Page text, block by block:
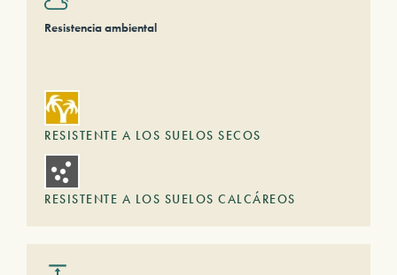
Resistencia ambiental
RESISTENTE A LOS SUELOS SECOS
RESISTENTE A LOS SUELOS CALCÁREOS